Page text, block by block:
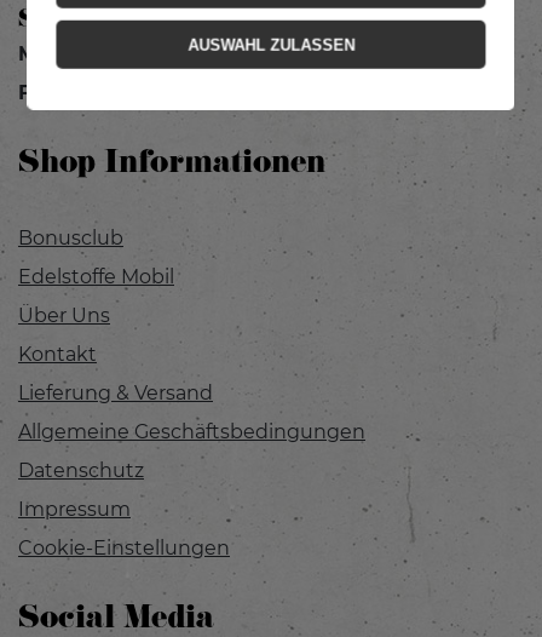
Shop
Mo-Do:
9.00 bis 17.00 Uhr
Fr:
Shop Informationen
Bonusclub
Edelstoffe Mobil
Über Uns
Kontakt
Lieferung & Versand
Allgemeine Geschäftsbedingungen
Datenschutz
Impressum
Cookie-Einstellungen
Social Media